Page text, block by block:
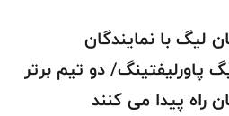
با نمایندگان
پاورلیفتینگ/ دو تیم برتر
راه پیدا می کنند